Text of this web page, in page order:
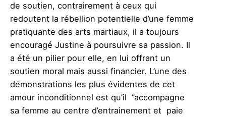
de soutien, contrairement à ceux qui
redoutent la rébellion potentielle d’une femme
pratiquante des arts martiaux, il a toujours
encouragé Justine à poursuivre sa passion. Il
a été un pilier pour elle, en lui offrant un
soutien moral mais aussi financier. L’une des
démonstrations les plus évidentes de cet
amour inconditionnel est qu’il ‘’accompagne
sa femme au centre d’entrainement et paie